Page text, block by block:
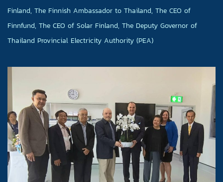
Finland, The Finnish Ambassador to Thailand, The CEO of
Finnfund, The CEO of Solar Finland, The Deputy Governor of
Thailand Provincial Electricity Authority (PEA)